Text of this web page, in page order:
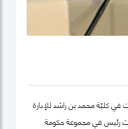
كليّة محمد بن راشد للإدارة
رئيس في مجموعة حكومة